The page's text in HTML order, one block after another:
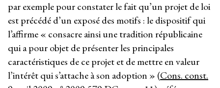
par exemple pour constater le fait qu’un projet de loi
est précédé d’un exposé des motifs : le dispositif qui
l’affirme « consacre ainsi une tradition républicaine
qui a pour objet de présenter les principales
caractéristiques de ce projet et de mettre en valeur
l’intérêt qui s’attache à son adoption » (Cons. const.